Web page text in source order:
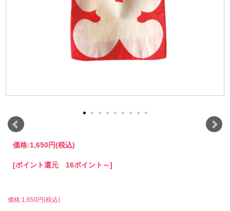
価格:1,650円(税込)
[ポイント還元 16ポイント～]
価格:1,650円(税込)